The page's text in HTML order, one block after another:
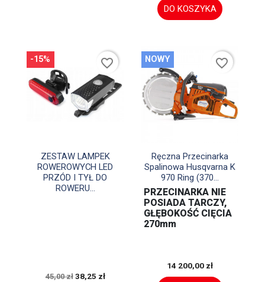
DO KOSZYKA
Szybki podgląd
ZESTAW LAMPEK
ROWEROWYCH LED
PRZÓD I TYŁ DO
ROWERU...
45,00 zł 38,25 zł
-15% favorite_border
Szybki podgląd
Ręczna Przecinarka
Spalinowa Husqvarna K
970 Ring (370...
PRZECINARKA NIE
POSIADA TARCZY,
GŁĘBOKOŚĆ CIĘCIA
270mm
14 200,00 zł
NOWY favorite_border